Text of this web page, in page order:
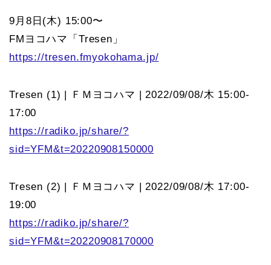
9月8日(木) 15:00〜
FMヨコハマ「Tresen」
https://tresen.fmyokohama.jp/
Tresen (1) | ＦＭヨコハマ | 2022/09/08/木 15:00-
17:00
https://radiko.jp/share/?
sid=YFM&t=20220908150000
Tresen (2) | ＦＭヨコハマ | 2022/09/08/木 17:00-
19:00
https://radiko.jp/share/?
sid=YFM&t=20220908170000